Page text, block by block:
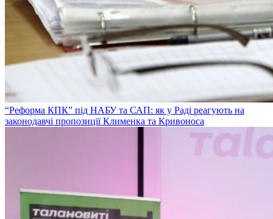
“Реформа КПК” під НАБУ та САП: як у Раді реагують на
законодавчі пропозиції Клименка та Кривоноса